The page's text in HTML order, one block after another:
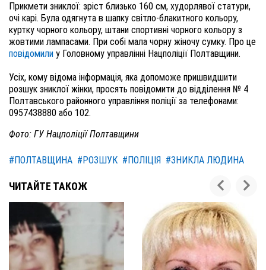
Прикмети зниклої: зріст близько 160 см, худорлявої статури,
очі карі. Була одягнута в шапку світло-блакитного кольору,
куртку чорного кольору, штани спортивні чорного кольору з
жовтими лампасами. При собі мала чорну жіночу сумку. Про це
повідомили у Головному управлінні Нацполіції Полтавщини.
Усіх, кому відома інформація, яка допоможе пришвидшити
розшук зниклої жінки, просять повідомити до відділення № 4
Полтавського районного управління поліції за телефонами:
0957438880 або 102.
Фото: ГУ Нацполіції Полтавщини
#ПОЛТАВЩИНА #РОЗШУК #ПОЛІЦІЯ #ЗНИКЛА ЛЮДИНА
ЧИТАЙТЕ ТАКОЖ